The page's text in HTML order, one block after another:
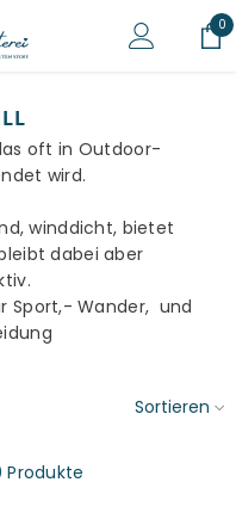
0
0
oft in Outdoor-
wird.
winddicht, bietet
dabei aber
Sport,- Wander, und
Sortieren
Produkte